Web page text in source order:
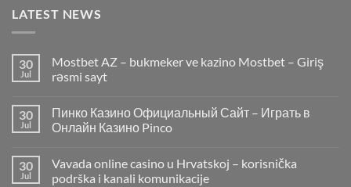
LATEST NEWS
30
Jul
Mostbet AZ – bukmeker ve kazino Mostbet – Giriş
rəsmi sayt
30
Jul
Пинко Казино Официальный Сайт – Играть в
Онлайн Казино Pinco
30
Jul
Vavada online casino u Hrvatskoj – korisnička
podrška i kanali komunikacije